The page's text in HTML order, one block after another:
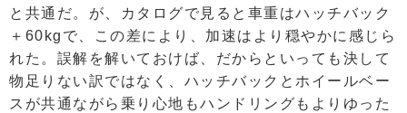
と共通だ。が、カタログで見ると車重はハッチバック
＋60kgで、この差により、加速はより穏やかに感じら
れた。誤解を解いておけば、だからといっても決して
物足りない訳ではなく、ハッチバックとホイールベー
スが共通ながら乗り心地もハンドリングもよりゆった